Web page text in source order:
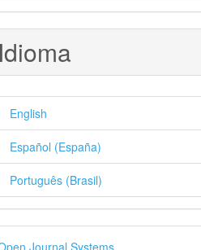
English
Español (España)
Português (Brasil)
Journal Systems